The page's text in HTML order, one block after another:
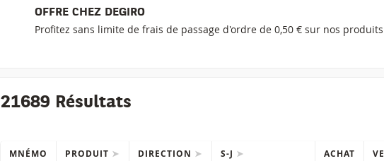
OFFRE CHEZ DEGIRO
Profitez sans limite de frais de passage d'ordre de 0,50 € sur nos
21689 Résultats
MNÉMO PRODUIT DIRECTION S-J ACHAT